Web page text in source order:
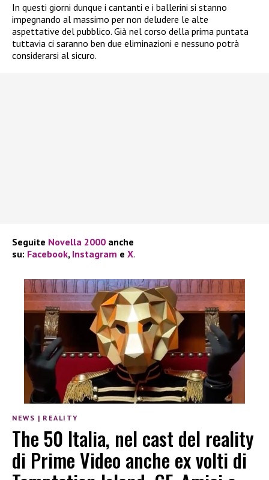
In questi giorni dunque i cantanti e i ballerini si stanno
impegnando al massimo per non deludere le alte
aspettative del pubblico. Già nel corso della prima puntata
tuttavia ci saranno ben due eliminazioni e nessuno potrà
considerarsi al sicuro.
Seguite Novella 2000 anche
su: Facebook, Instagram e X.
NEWS | REALITY
The 50 Italia, nel cast del reality
di Prime Video anche ex volti di